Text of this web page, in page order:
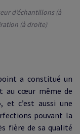
d’échantillons (à
(à droite)
a constitué un
aucœur même de
c’est aussi une
pouvant la
fière de sa qualité